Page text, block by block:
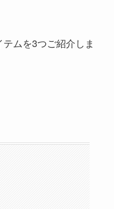
ムを3つご紹介しま